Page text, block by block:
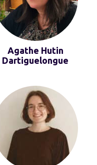
Agathe Hutin
Dartiguelongue